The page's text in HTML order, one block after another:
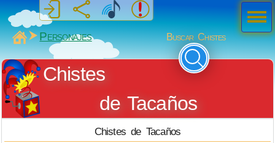
MiSabueso
Personajes Buscar Chistes
Chistes
de Tacaños
Chistes de Tacaños
Men
ú